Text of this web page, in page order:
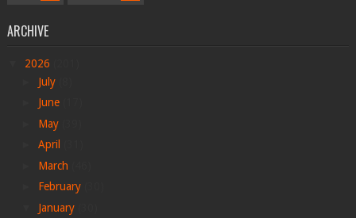
ARCHIVE
2026
July
June
May
April
March
February
January